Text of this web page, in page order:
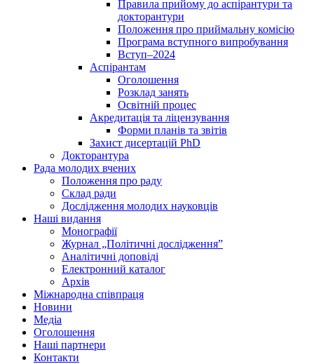
Правила прийому до аспірантури та
докторантури
Положення про приймальну комісію
Програма вступного випробування
Вступ–2024
Аспірантам
Оголошення
Розклад занять
Освітній процес
Акредитація та ліцензування
Форми планів та звітів
Захист дисертацій PhD
Докторантура
Рада молодих вчених
Положення про раду
Склад ради
Дослідження молодих науковців
Наші видання
Монографії
Журнал „Політичні дослідження”
Аналітичні доповіді
Електронний каталог
Архів
Міжнародна співпраця
Новини
Медіa
Оголошення
Наші партнери
Контакти